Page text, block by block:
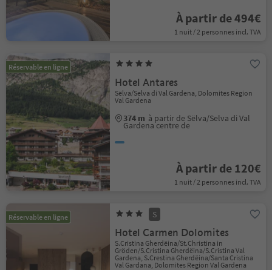
À partir de 494€
1 nuit / 2 personnes incl. TVA
Réservable en ligne
Hotel Antares
Sëlva/Selva di Val Gardena, Dolomites Region
Val Gardena
374 m à partir de Sëlva/Selva di Val
Gardena centre de
À partir de 120€
1 nuit / 2 personnes incl. TVA
Réservable en ligne S
Hotel Carmen Dolomites
S.Cristina Gherdëina/St.Christina in
Gröden/S.Cristina Gherdëina/S.Cristina Val
Gardena, S.Crestina Gherdëina/Santa Cristina
Val Gardana, Dolomites Region Val Gardena